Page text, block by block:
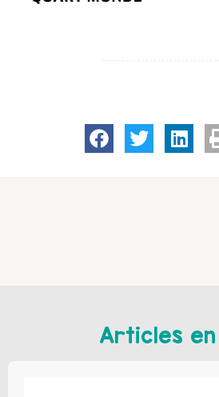
Articles en